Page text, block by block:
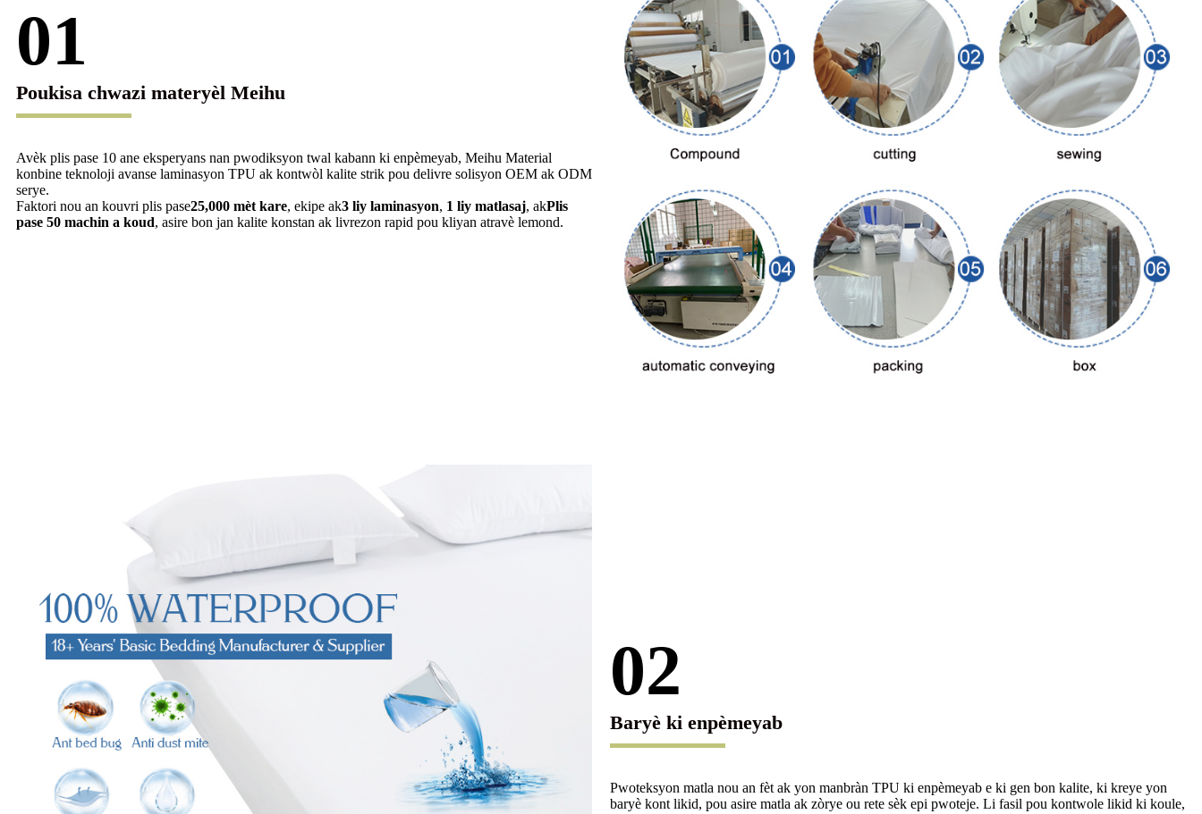
01
Poukisa chwazi materyèl Meihu
Avèk plis pase 10 ane eksperyans nan pwodiksyon twal kabann ki enpèmeyab, Meihu Material
konbine teknoloji avanse laminasyon TPU ak kontwòl kalite strik pou delivre solisyon OEM ak ODM
serye.
Faktori nou an kouvri plis pase25,000 mèt kare, ekipe ak3 liy laminasyon, 1 liy matlasaj, akPlis
pase 50 machin a koud, asire bon jan kalite konstan ak livrezon rapid pou kliyan atravè lemond.
02
Baryè ki enpèmeyab
Pwoteksyon matla nou an fèt ak yon manbràn TPU ki enpèmeyab e ki gen bon kalite, ki kreye yon
baryè kont likid, pou asire matla ak zòrye ou rete sèk epi pwoteje. Li fasil pou kontwole likid ki koule,